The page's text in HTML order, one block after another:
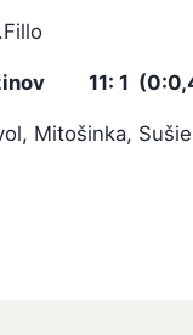
11: 1
2, Šavol,